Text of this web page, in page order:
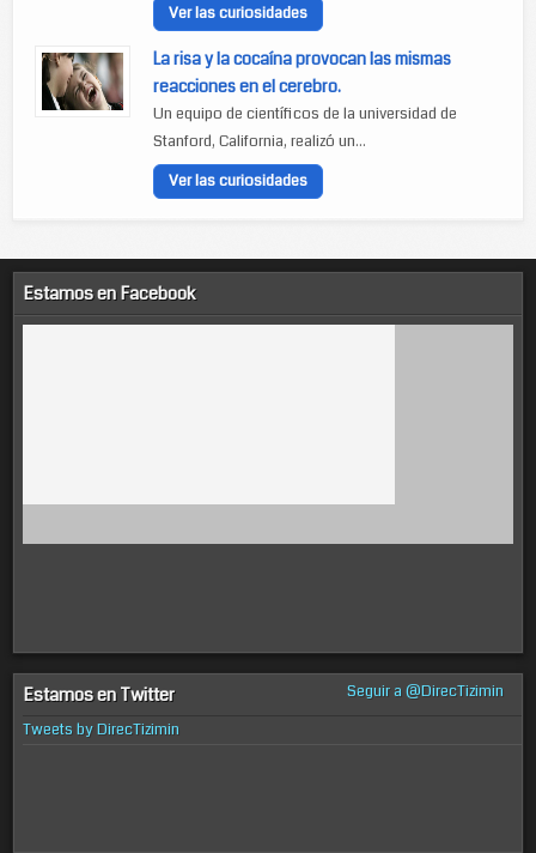
Ver las curiosidades
La risa y la cocaína provocan las mismas
reacciones en el cerebro.
Un equipo de científicos de la universidad de
Stanford, California, realizó un...
Ver las curiosidades
Estamos en Facebook
Estamos en Twitter
Seguir a @DirecTizimin
Tweets by DirecTizimin